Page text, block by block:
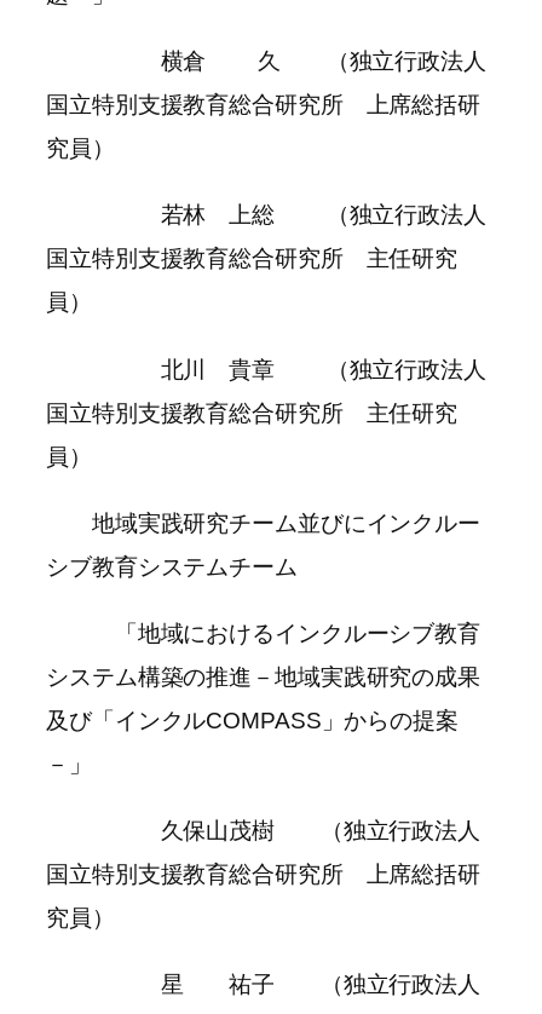
横倉 久 （独立行政法人
国立特別支援教育総合研究所 上席総括研
究員）
若林 上総 （独立行政法人
国立特別支援教育総合研究所 主任研究
員）
北川 貴章 （独立行政法人
国立特別支援教育総合研究所 主任研究
員）
地域実践研究チーム並びにインクルー
シブ教育システムチーム
「地域におけるインクルーシブ教育
システム構築の推進－地域実践研究の成果
及び「インクルCOMPASS」からの提案
－」
久保山茂樹 （独立行政法人
国立特別支援教育総合研究所 上席総括研
究員）
星 祐子 （独立行政法人